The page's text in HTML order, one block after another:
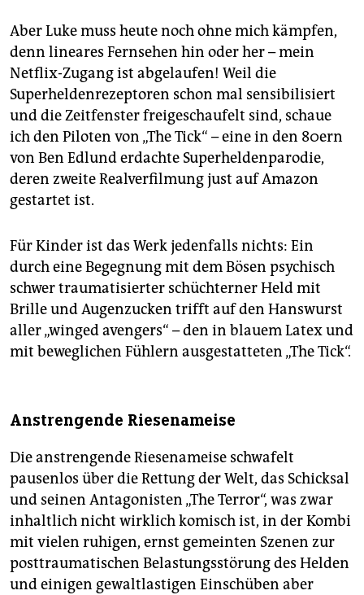
Aber Luke muss heute noch ohne mich kämpfen,
denn lineares Fernsehen hin oder her – mein
Netflix-Zugang ist abgelaufen! Weil die
Superheldenrezeptoren schon mal sensibilisiert
und die Zeitfenster freigeschaufelt sind, schaue
ich den Piloten von „The Tick“ – eine in den 80ern
von Ben Edlund erdachte Superheldenparodie,
deren zweite Realverfilmung just auf Amazon
gestartet ist.
Für Kinder ist das Werk jedenfalls nichts: Ein
durch eine Begegnung mit dem Bösen psychisch
schwer traumatisierter schüchterner Held mit
Brille und Augenzucken trifft auf den Hanswurst
aller „winged avengers“ – den in blauem Latex und
mit beweglichen Fühlern ausgestatteten „The Tick“.
Anstrengende Riesenameise
Die anstrengende Riesenameise schwafelt
pausenlos über die Rettung der Welt, das Schicksal
und seinen Antagonisten „The Terror“, was zwar
inhaltlich nicht wirklich komisch ist, in der Kombi
mit vielen ruhigen, ernst gemeinten Szenen zur
posttraumatischen Belastungsstörung des Helden
und einigen gewaltlastigen Einschüben aber